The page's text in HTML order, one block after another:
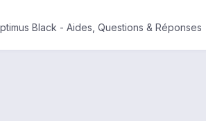
Black - Aides, Questions & Réponses